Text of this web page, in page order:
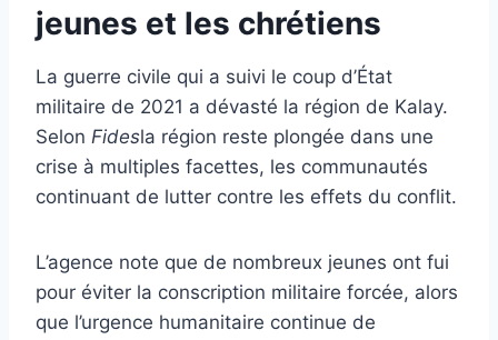
jeunes et les chrétiens
La guerre civile qui a suivi le coup d’État
militaire de 2021 a dévasté la région de Kalay.
Selon Fidesla région reste plongée dans une
crise à multiples facettes, les communautés
continuant de lutter contre les effets du conflit.
L’agence note que de nombreux jeunes ont fui
pour éviter la conscription militaire forcée, alors
que l’urgence humanitaire continue de